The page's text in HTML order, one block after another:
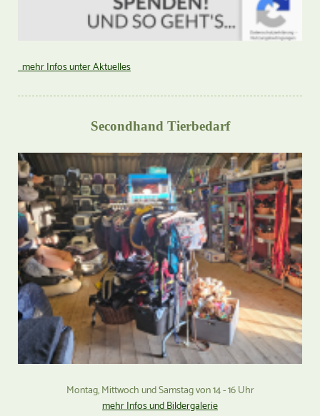
mehr Infos unter Aktuelles
Secondhand Tierbedarf
Montag, Mittwoch und Samstag von 14 - 16 Uhr
mehr Infos und Bildergalerie